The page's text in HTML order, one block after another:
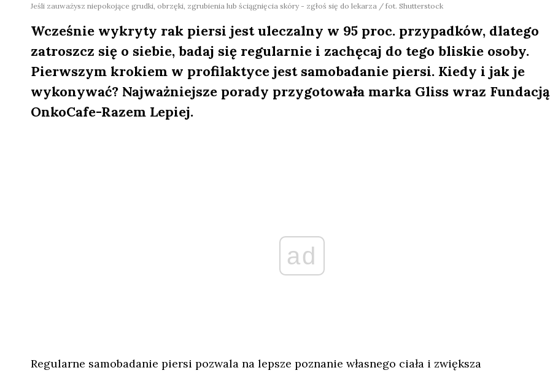
Jeśli zauważysz niepokojące grudki, obrzęki, zgrubienia lub ściągnięcia skóry - zgłoś się do lekarza / fot. Shutterstock
Wcześnie wykryty rak piersi jest uleczalny w 95 proc. przypadków, dlatego
zatroszcz się o siebie, badaj się regularnie i zachęcaj do tego bliskie osoby.
Pierwszym krokiem w profilaktyce jest samobadanie piersi. Kiedy i jak je
wykonywać? Najważniejsze porady przygotowała marka Gliss wraz Fundacją
OnkoCafe-Razem Lepiej.
ad
Regularne samobadanie piersi pozwala na lepsze poznanie własnego ciała i zwiększa